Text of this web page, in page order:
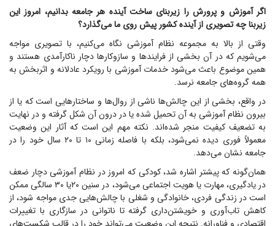
اگر آموزش و پرورش را زیربنای ساخت آینده هر جامعه بدانیم، امروز این
زیربنا چه تصویری از آینده کشور پیش روی ما می‌گذارد؟
وقتی از بالا به مجموعه نظام آموزشی نگاه می‌کنیم، با تصویری مواجه
می‌شویم که در آن بخشی از فرایند‌ها و سازوکار‌ها دچار ناکارآمدی هستند و
همین موضوع باعث می‌شود خدمات آموزشی با رویکرد عادلانه و اثربخش به
همه گروه‌های جامعه نرسد.
در واقع، بخشی از این چالش‌ها ناشی از روال‌ها و ساختار‌هایی است که یا از
بیرون نظام آموزشی به آن تحمیل شده یا در درون آن شکل گرفته و در نهایت
به تضعیف کیفیت منجر شده‌اند. نکته مهم این است که آثار این وضعیت
معمولاً فوری دیده نمی‌شود، بلکه با فاصله زمانی ۱۰ تا ۲۰ سال خود را در
جامعه نشان می‌دهد.
همان‌گونه که پیشتر اشاره شد، کودکی که امروز در نظام آموزشی دچار ضعف
در یادگیری، مهارت یا هویت اجتماعی می‌شود، در سنین ۲۰یا ۳۰ سالگی ممکن
است در زندگی فردی، خانوادگی و شغلی با چالش‌هایی جدی مواجه شود، از
کاهش تاب‌آوری و خویشتن‌داری گرفته تا ناتوانی در سازگاری با تغییرات